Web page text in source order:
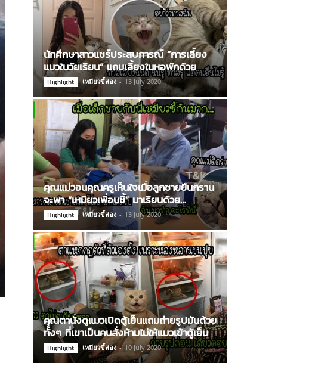
นักศึกษาสาวแชร์ประสบการณ์ “การเลี้ยง
แมวในวัยเรียน” แถมเลี้ยงในหอพักด้วย
Highlight เหมียวขี้ส่อง - 13 July 2020
คุณแม่วอนคุณครูเห็นใจเมื่อลูกชายยืนกราน
จะพา “เหมียวเพื่อนซี้” มาเรียนด้วย…
Highlight เหมียวขี้ส่อง - 13 July 2020
คุณตานั่งดูแมวเปิดตู้เย็นแถมถ่ายรูปมันด้วย
ทั้งๆ ที่เขาเป็นคนสั่งห้ามไม่ให้แมวเข้าตู้เย็น
Highlight เหมียวขี้ส่อง - 10 July 2020